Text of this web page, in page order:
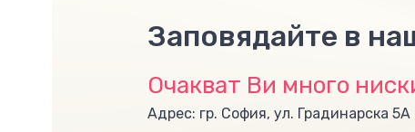
Заповядайте в
Очакват Ви много
Адрес: гр. София, ул. Градинарска 5А